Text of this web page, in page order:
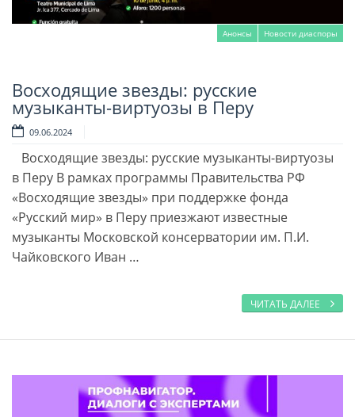
Анонсы Новости диаспоры
Читать далее
Восходящие звезды: русские
музыканты-виртуозы в Перу
09.06.2024
Восходящие звезды: русские музыканты-виртуозы
в Перу В рамках программы Правительства РФ
«Восходящие звезды» при поддержке фонда
«Русский мир» в Перу приезжают известные
музыканты Московской консерватории им. П.И.
Чайковского Иван …
ЧИТАТЬ ДАЛЕЕ